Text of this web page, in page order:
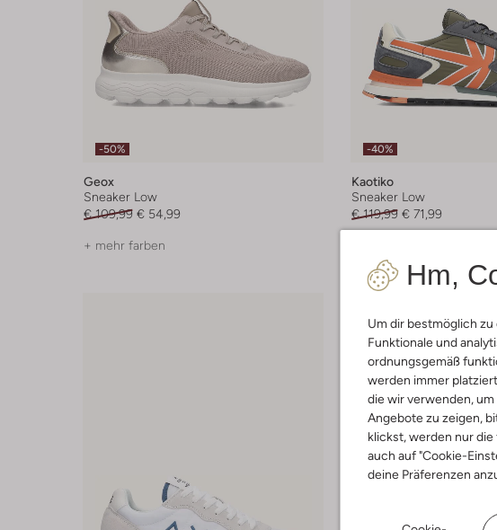
Hm,
Um dir bestmöglich
Funktionale und
ordnungsgemäß
werden immer
die wir verwenden,
Angebote zu zeigen,
klickst, werden nur
auch auf "Cookie-
deine Präferenzen
-50%
Geox
Sneaker Low
€ 109,99 € 54,99
+ mehr farben
-40%
Kaotiko
Sneaker Low
€ 119,99 € 71,99